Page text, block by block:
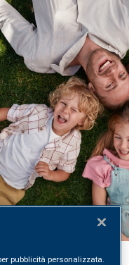
Up di
direttamente
pubblicità personalizzata.